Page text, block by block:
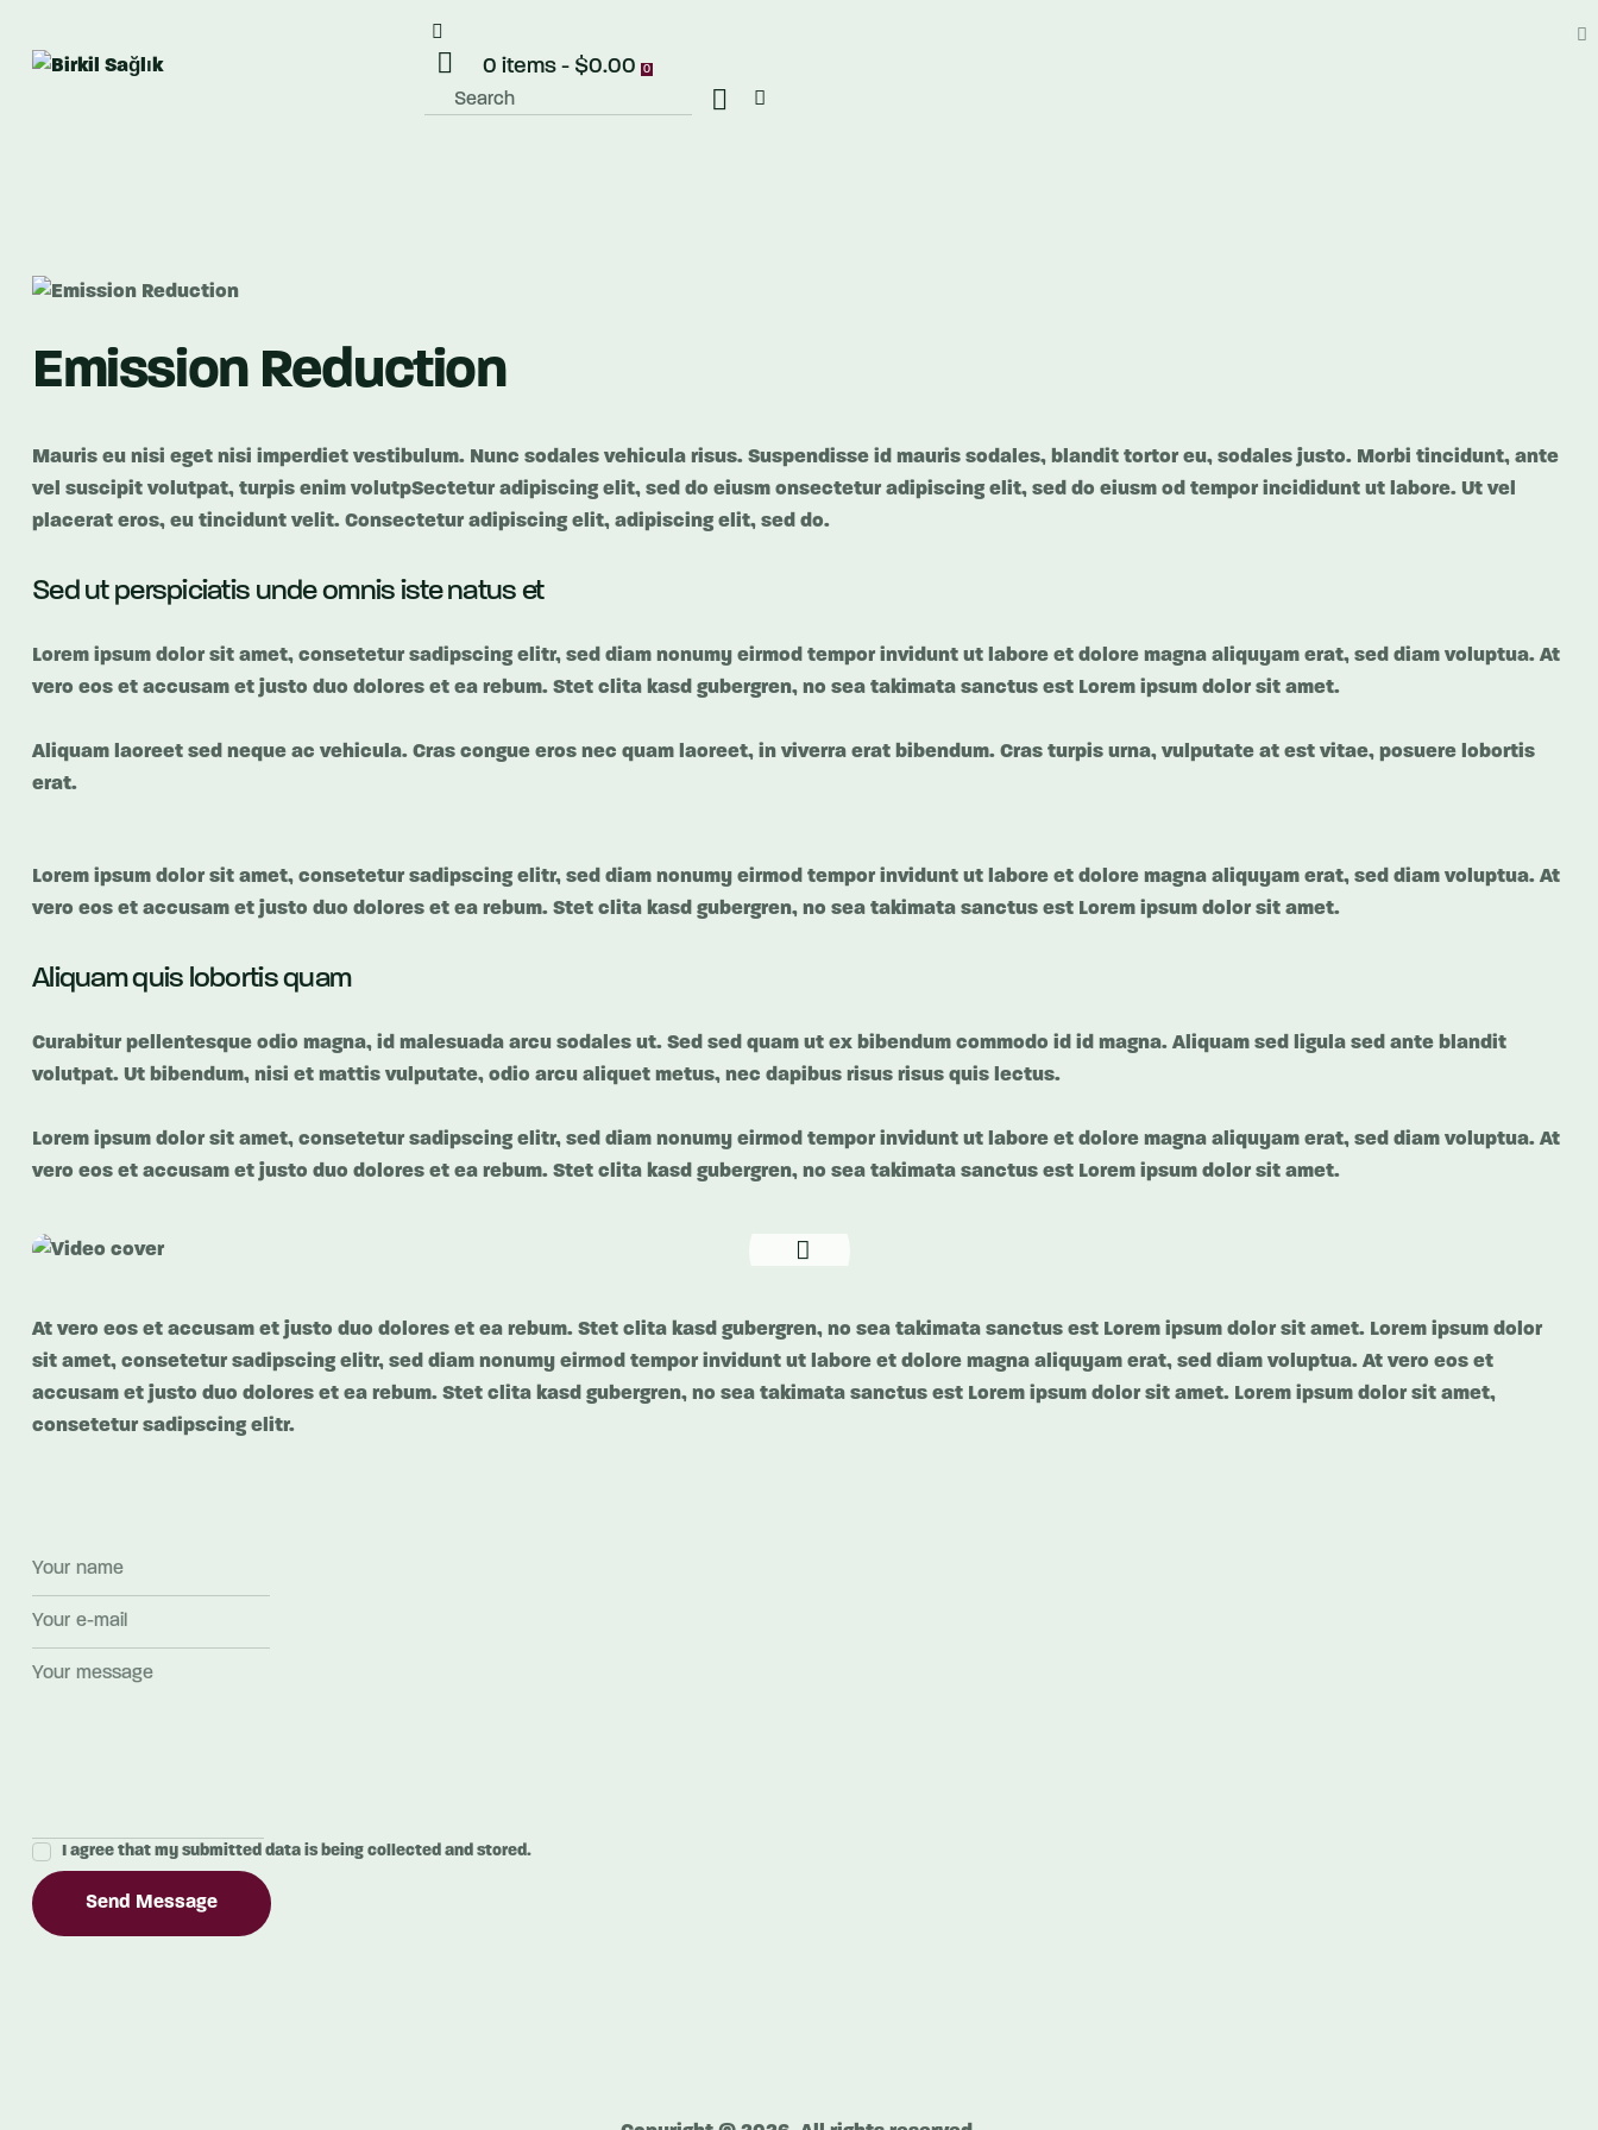
0 items - $0.00 0
Emission Reduction
Mauris eu nisi eget nisi imperdiet vestibulum. Nunc sodales vehicula risus. Suspendisse id mauris sodales, blandit tortor eu, sodales justo. Morbi tincidunt, ante
vel suscipit volutpat, turpis enim volutpSectetur adipiscing elit, sed do eiusm onsectetur adipiscing elit, sed do eiusm od tempor incididunt ut labore. Ut vel
placerat eros, eu tincidunt velit. Consectetur adipiscing elit, adipiscing elit, sed do.
Sed ut perspiciatis unde omnis iste natus et
Lorem ipsum dolor sit amet, consetetur sadipscing elitr, sed diam nonumy eirmod tempor invidunt ut labore et dolore magna aliquyam erat, sed diam voluptua. At
vero eos et accusam et justo duo dolores et ea rebum. Stet clita kasd gubergren, no sea takimata sanctus est Lorem ipsum dolor sit amet.
Aliquam laoreet sed neque ac vehicula. Cras congue eros nec quam laoreet, in viverra erat bibendum. Cras turpis urna, vulputate at est vitae, posuere lobortis
erat.
Lorem ipsum dolor sit amet, consetetur sadipscing elitr, sed diam nonumy eirmod tempor invidunt ut labore et dolore magna aliquyam erat, sed diam voluptua. At
vero eos et accusam et justo duo dolores et ea rebum. Stet clita kasd gubergren, no sea takimata sanctus est Lorem ipsum dolor sit amet.
Aliquam quis lobortis quam
Curabitur pellentesque odio magna, id malesuada arcu sodales ut. Sed sed quam ut ex bibendum commodo id id magna. Aliquam sed ligula sed ante blandit
volutpat. Ut bibendum, nisi et mattis vulputate, odio arcu aliquet metus, nec dapibus risus risus quis lectus.
Lorem ipsum dolor sit amet, consetetur sadipscing elitr, sed diam nonumy eirmod tempor invidunt ut labore et dolore magna aliquyam erat, sed diam voluptua. At
vero eos et accusam et justo duo dolores et ea rebum. Stet clita kasd gubergren, no sea takimata sanctus est Lorem ipsum dolor sit amet.
At vero eos et accusam et justo duo dolores et ea rebum. Stet clita kasd gubergren, no sea takimata sanctus est Lorem ipsum dolor sit amet. Lorem ipsum dolor
sit amet, consetetur sadipscing elitr, sed diam nonumy eirmod tempor invidunt ut labore et dolore magna aliquyam erat, sed diam voluptua. At vero eos et
accusam et justo duo dolores et ea rebum. Stet clita kasd gubergren, no sea takimata sanctus est Lorem ipsum dolor sit amet. Lorem ipsum dolor sit amet,
consetetur sadipscing elitr.
I agree that my submitted data is being collected and stored.
Send Message